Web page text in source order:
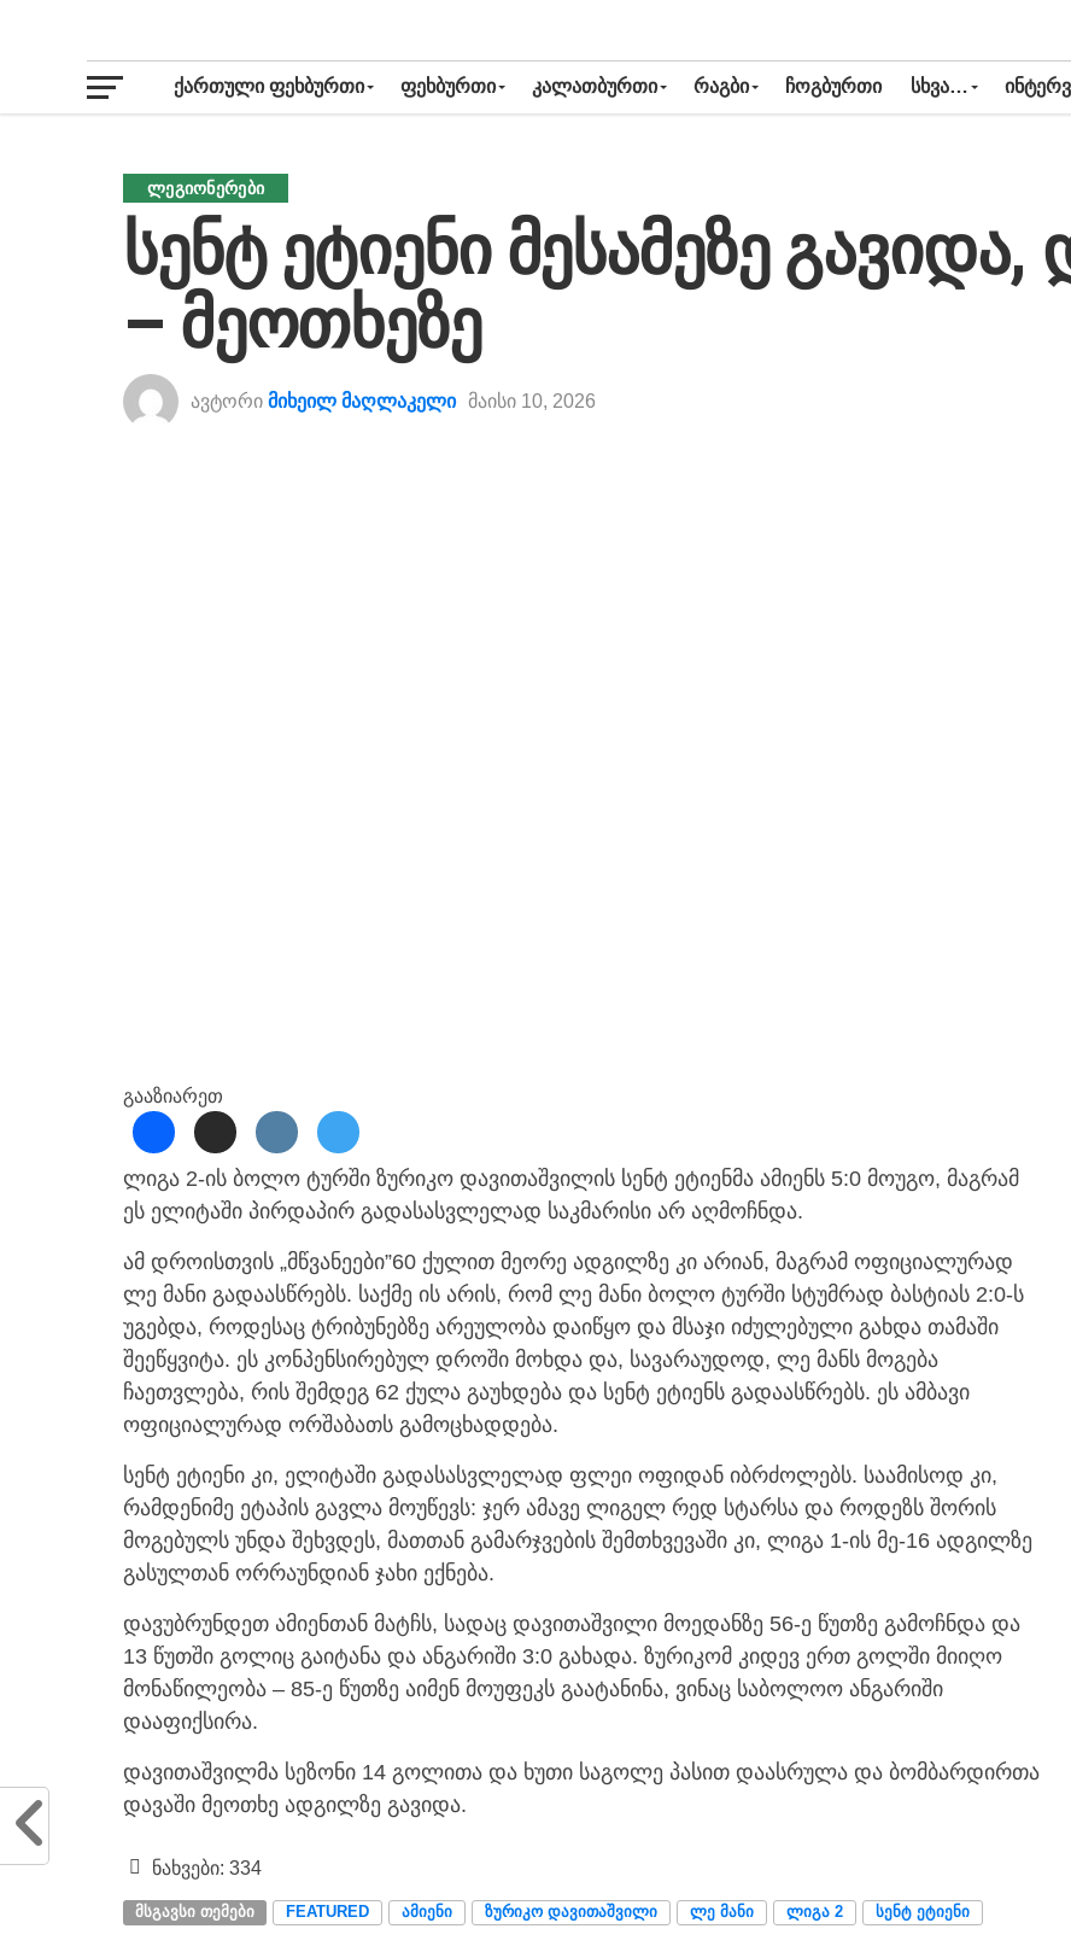
ᲥᲐᲠᲗᲣᲚᲘ ᲤᲔᲮᲑᲣᲠᲗᲘ ᲤᲔᲮᲑᲣᲠᲗᲘ ᲙᲐᲚᲐᲗᲑᲣᲠᲗᲘ ᲠᲐᲒᲑᲘ ᲩᲝᲒᲑᲣᲠᲗᲘ ᲡᲮᲕᲐ…
ᲚᲔᲒᲘᲝᲜᲔᲠᲔᲑᲘ
სენტ ეტიენი მესამეზე
– მეოთხეზე
ავტორი მიხეილ მაღლაკელი მაისი 10, 2026
გააზიარეთ
ლიგა 2-ის ბოლო ტურში ზურიკო დავითაშვილის სენტ ეტიენმა ამიენს 5:0 მოუგო, მაგრამ
ეს ელიტაში პირდაპირ გადასასვლელად საკმარისი არ აღმოჩნდა.
ამ დროისთვის „მწვანეები”60 ქულით მეორე ადგილზე კი არიან, მაგრამ ოფიციალურად
ლე მანი გადაასწრებს. საქმე ის არის, რომ ლე მანი ბოლო ტურში სტუმრად ბასტიას 2:0-ს
უგებდა, როდესაც ტრიბუნებზე არეულობა დაიწყო და მსაჯი იძულებული გახდა თამაში
შეეწყვიტა. ეს კონპენსირებულ დროში მოხდა და, სავარაუდოდ, ლე მანს მოგება
ჩაეთვლება, რის შემდეგ 62 ქულა გაუხდება და სენტ ეტიენს გადაასწრებს. ეს ამბავი
ოფიციალურად ორშაბათს გამოცხადდება.
სენტ ეტიენი კი, ელიტაში გადასასვლელად ფლეი ოფიდან იბრძოლებს. საამისოდ კი,
რამდენიმე ეტაპის გავლა მოუწევს: ჯერ ამავე ლიგელ რედ სტარსა და როდეზს შორის
მოგებულს უნდა შეხვდეს, მათთან გამარჯვების შემთხვევაში კი, ლიგა 1-ის მე-16 ადგილზე
გასულთან ორრაუნდიან ჯახი ექნება.
დავუბრუნდეთ ამიენთან მატჩს, სადაც დავითაშვილი მოედანზე 56-ე წუთზე გამოჩნდა და
13 წუთში გოლიც გაიტანა და ანგარიში 3:0 გახადა. ზურიკომ კიდევ ერთ გოლში მიიღო
მონაწილეობა – 85-ე წუთზე აიმენ მოუფეკს გაატანინა, ვინაც საბოლოო ანგარიში
დააფიქსირა.
დავითაშვილმა სეზონი 14 გოლითა და ხუთი საგოლე პასით დაასრულა და ბომბარდირთა
დავაში მეოთხე ადგილზე გავიდა.
ნახვები: 334
ᲛᲡᲒᲐᲕᲡᲘ ᲗᲔᲛᲔᲑᲘ FEATURED ᲐᲛᲘᲔᲜᲘ ᲖᲣᲠᲘᲙᲝ ᲓᲐᲕᲘᲗᲐᲨᲕᲘᲚᲘ ᲚᲔ ᲛᲐᲜᲘ ᲚᲘᲒᲐ 2 ᲡᲔᲜᲢ ᲔᲢᲘᲔᲜᲘ